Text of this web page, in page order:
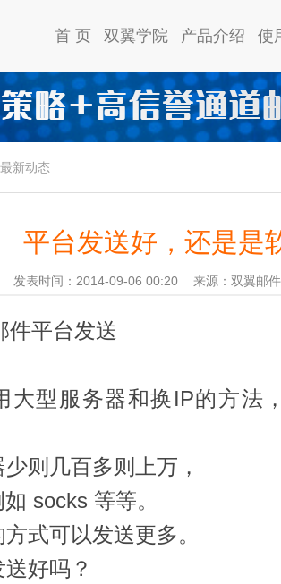
首 页 双翼学院 产品介绍 使
最新动态
平台发送好，还是是
发表时间：2014-09-06 00:20 来源：双翼邮
件平台发送
大型服务器和换IP的方法
则几百多则上万，
socks 等等。
式可以发送更多。
好吗？